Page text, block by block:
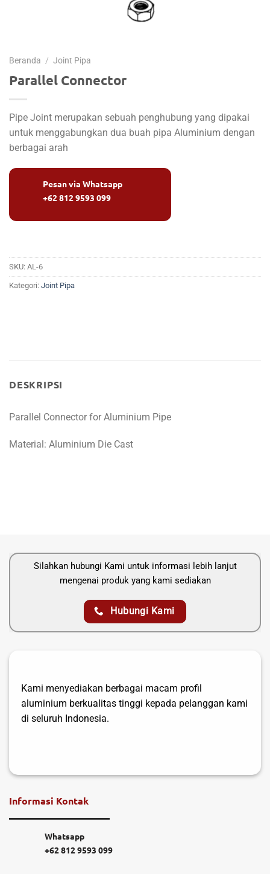
Beranda / Joint Pipa
Parallel Connector
Pipe Joint merupakan sebuah penghubung yang dipakai
untuk menggabungkan dua buah pipa Aluminium dengan
berbagai arah
Pesan via Whatsapp
+62 812 9593 099
SKU: AL-6
Kategori: Joint Pipa
DESKRIPSI
Parallel Connector for Aluminium Pipe
Material: Aluminium Die Cast
Silahkan hubungi Kami untuk informasi lebih lanjut
mengenai produk yang kami sediakan
Hubungi Kami
Kami menyediakan berbagai macam profil
aluminium berkualitas tinggi kepada pelanggan kami
di seluruh Indonesia.
Informasi Kontak
Whatsapp
+62 812 9593 099